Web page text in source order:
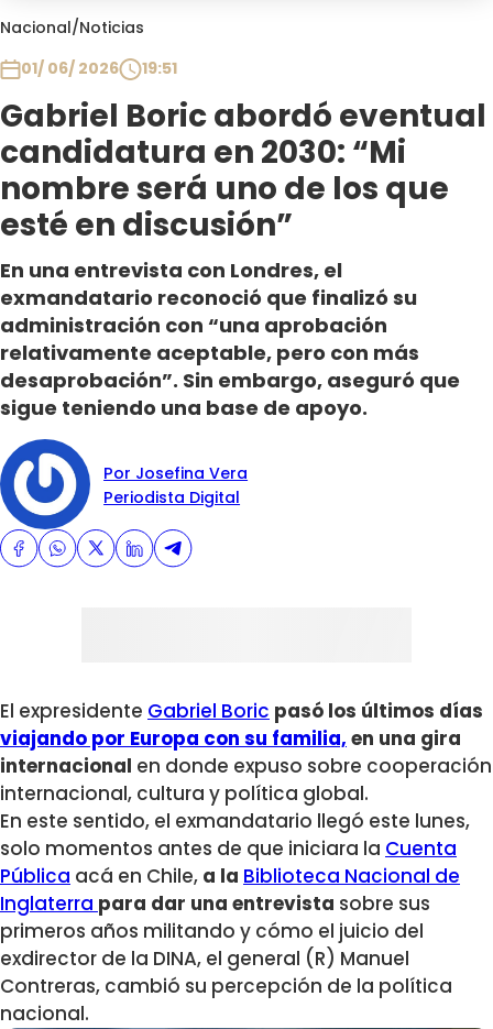
Nacional/Noticias
01/ 06/ 2026
19:51
Gabriel Boric abordó eventual
candidatura en 2030: “Mi
nombre será uno de los que
esté en discusión”
En una entrevista con Londres, el
exmandatario reconoció que finalizó su
administración con “una aprobación
relativamente aceptable, pero con más
desaprobación”. Sin embargo, aseguró que
sigue teniendo una base de apoyo.
Por Josefina Vera
Periodista Digital
El expresidente Gabriel Boric pasó los últimos días
viajando por Europa con su familia, en una gira
internacional en donde expuso sobre cooperación
internacional, cultura y política global.
En este sentido, el exmandatario llegó este lunes,
solo momentos antes de que iniciara la Cuenta
Pública acá en Chile, a la Biblioteca Nacional de
Inglaterra para dar una entrevista sobre sus
primeros años militando y cómo el juicio del
exdirector de la DINA, el general (R) Manuel
Contreras, cambió su percepción de la política
nacional.
Club De La Comedia
Plan Perfecto
El Tiempo
Sabingo
Todos Los Programas